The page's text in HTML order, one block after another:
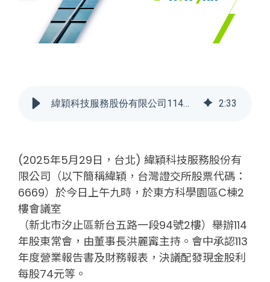
緯穎科技服務股份有限公司114年股東常會新聞稿 2:33
(2025年5月29日，台北) 緯穎科技服務股份有
限公司（以下簡稱緯穎，台灣證交所股票代碼：
6669）於今日上午九時，於東方科學園區C棟2
樓會議室
（新北市汐止區新台五路一段94號2樓）舉辦114
年股東常會，由董事長洪麗寗主持。會中承認113
年度營業報告書及財務報表，決議配發現金股利
每股74元等。